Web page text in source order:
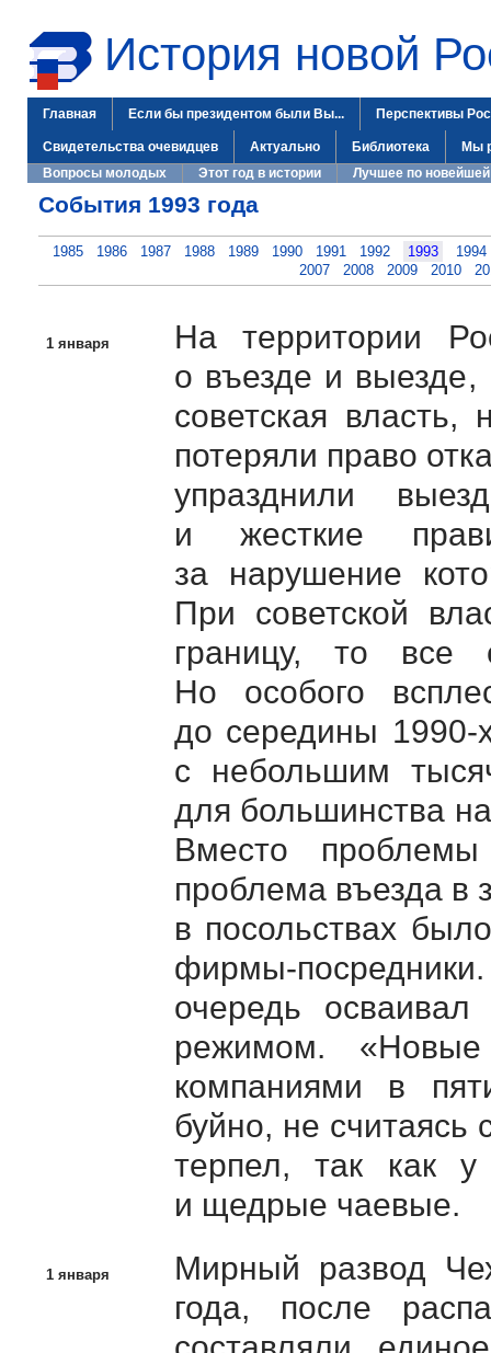
История новой
Главная Если бы президентом были Вы... Перспективы
Свидетельства очевидцев Актуально Библиотека
Мы
Вопросы молодых
Этот год в истории Лучшее по новейшей
События 1993 года
1985 1986 1987 1988 1989 1990 1991 1992 1993
1994
2007
2008 2009 2010
1 января
На территории
о въезде и
советская
потеряли право
упразднили
и жесткие
за нарушение
При советской
границу, то все
Но особого
до середины 1990-
с небольшим
для большинства
Вместо
проблема въезда в
в посольствах
фирмы-посредники
очередь
режимом.
компаниями в
буйно, не считаясь
терпел, так как
и щедрые чаевые.
1 января
Мирный развод
года, после